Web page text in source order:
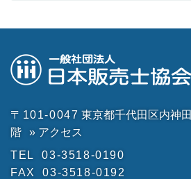
〒101-0047 東京都千代田区内神田
階
» アクセス
TEL
03-3518-0190
FAX
03-3518-0192